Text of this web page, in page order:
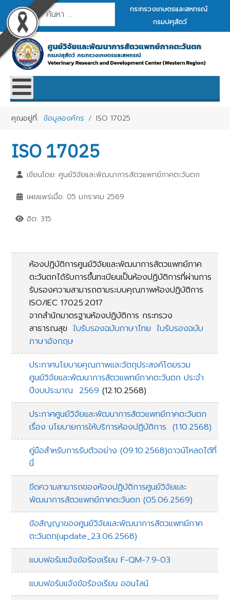
การค้นหา
กระทรวงเกษตรและสหกรณ์
กรมปศุสัตว์
คุณอยู่ที่:ข้อมูลองค์กร ISO 17025
ISO 17025
เขียนโดย: ศูนย์วิจัยและพัฒนาการสัตวแพทย์ภาคตะวันตก
เผยแพร่เมื่อ: 05 มกราคม 2569
ฮิต: 315
ห้องปฏิบัติการศูนย์วิจัยและพัฒนาการสัตวแพทย์ภาค
ตะวันตกได้รับการขึ้นทะเบียนเป็นห้องปฏิบัติการที่ผ่านการ
รับรองความสามารถตามระบบคุณภาพห้องปฏิบัติการ
ISO/IEC 17025:2017
จากสำนักมาตรฐานห้องปฏิบัติการ กระทรวง
สาธารณสุขใบรับรองฉบับภาษาไทย ใบรับรองฉบับ
ภาษาอังกฤษ
ประกาศนโยบายคุณภาพและวัตถุประสงค์โดยรวม
ศูนย์วิจัยและพัฒนาการสัตวแพทย์ภาคตะวันตก ประจำ
ปีงบประมาณ 2569 (12.10.2568)
ประกาศศูนย์วิจัยและพัฒนาการสัตวแพทย์ภาคตะวันตก
เรื่อง นโยบายการให้บริการห้องปฏิบัติการ (1.10.2568)
คู่มือสำหรับการรับตัวอย่าง (09.10.2568)ดาวน์โหลดได้ที่
นี่
ขีดความสามารถของห้องปฏิบัติการศูนย์วิจัยและ
พัฒนาการสัตวแพทย์ภาคตะวันตก (05.06.2569)
ข้อสัญญาของศูนย์วิจัยและพัฒนาการสัตวแพทย์ภาค
ตะวันตก(update_23.06.2568)
แบบฟอร์มแจ้งข้อร้องเรียน F-QM-7.9-03
แบบฟอร์มแจ้งข้อร้องเรียน ออนไลน์